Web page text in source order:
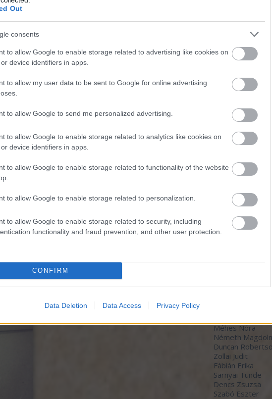
Out
consents
to allow Google to enable storage related to advertising like cookies on
device identifiers in apps.
to allow my user data to be sent to Google for online advertising
to allow Google to send me personalized advertising.
to allow Google to enable storage related to analytics like cookies on
device identifiers in apps.
to allow Google to enable storage related to functionality of the website
to allow Google to enable storage related to personalization.
to allow Google to enable storage related to security, including
functionality and fraud prevention, and other user protection.
CONFIRM
Data Deletion Data Access Privacy Policy
Május végén az eredeti programleírás szerint egy
Olaszországban 10 ország 5-5…
TOVÁBB
az
olajban
én
hogy
csak *urva
A megbetegedő
moonlight777:
lenne a helyes
A
Nagy
kormányzat
az érdekkörök
bármelyik elnök
gyíkemberekre
A
Utolsó 20
Feedek
RSS 2.0
bejegyzések
bejegyzések
Szerzők
Molnár Bálint
Méhes Nóra
Németh
Duncan
Zollai Judit
Fábián Erika
Sarnyai Tünde
Dencs Zsuzsa
Szabó Eszter